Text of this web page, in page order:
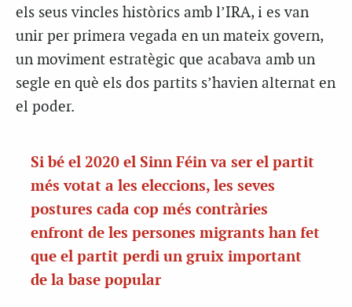
els seus vincles històrics amb l’IRA, i es van
unir per primera vegada en un mateix govern,
un moviment estratègic que acabava amb un
segle en què els dos partits s’havien alternat en
el poder.
Si bé el 2020 el Sinn Féin va ser el partit
més votat a les eleccions, les seves
postures cada cop més contràries
enfront de les persones migrants han fet
que el partit perdi un gruix important
de la base popular